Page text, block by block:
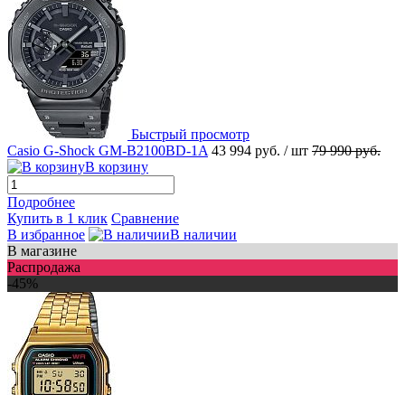
Быстрый просмотр
Casio G-Shock GM-B2100BD-1A 43 994 руб. / шт 79 990 руб.
В корзину
Подробнее
Купить в 1 клик Сравнение
В избранное
В наличии
В магазине
Распродажа
-45%